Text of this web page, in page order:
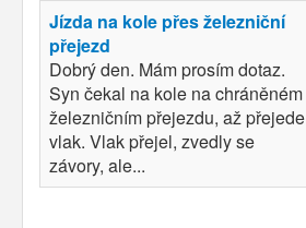
Jízda na kole přes železniční
přejezd
Dobrý den. Mám prosím dotaz.
Syn čekal na kole na chráněném
železničním přejezdu, až přejede
vlak. Vlak přejel, zvedly se
závory, ale...